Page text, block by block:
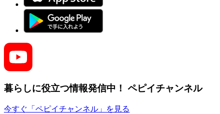
暮らしに役立つ情報発信中！ ペピイチャンネル
今すぐ「ペピイチャンネル」を見る